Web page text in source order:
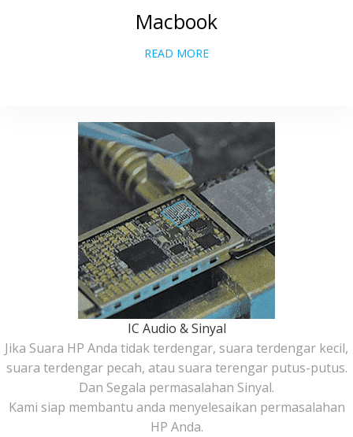
Macbook
READ MORE
IC Audio & Sinyal
Jika Suara HP Anda tidak terdengar, suara terdengar kecil,
suara terdengar pecah, atau suara terengar putus-putus.
Dan Segala permasalahan Sinyal.
Kami siap membantu anda menyelesaikan permasalahan
HP Anda.